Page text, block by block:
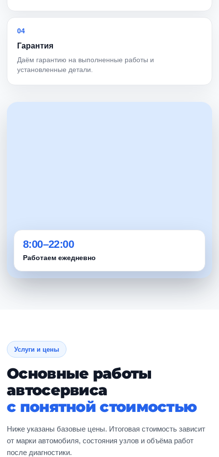
04
Гарантия
Даём гарантию на выполненные работы и
установленные детали.
8:00–22:00
Работаем ежедневно
Услуги и цены
Основные работы
автосервиса
с понятной стоимостью
Ниже указаны базовые цены. Итоговая стоимость зависит
от марки автомобиля, состояния узлов и объёма работ
после диагностики.